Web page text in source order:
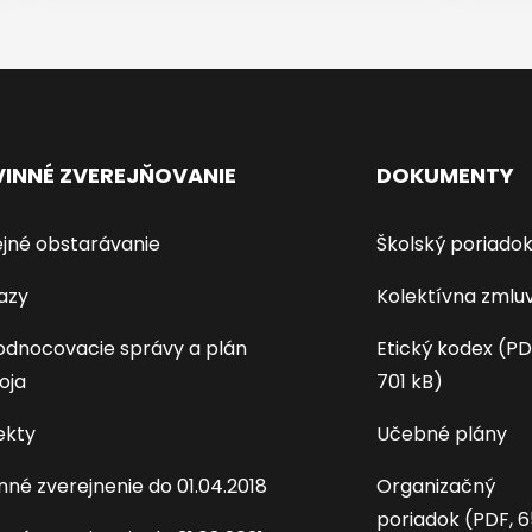
ZVEREJŇOVANIE
obstarávanie
správy a plán
zverejnenie do 01.04.2018
DOKUMENTY
Školský poriadok
Kolektívna
Etický kodex
701 kB)
Učebné plány
Organizačný
poriadok (PDF,